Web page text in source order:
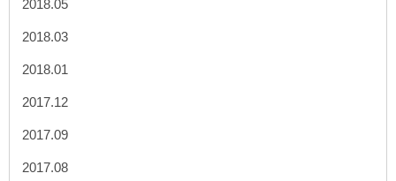
2018.05
2018.03
2018.01
2017.12
2017.09
2017.08